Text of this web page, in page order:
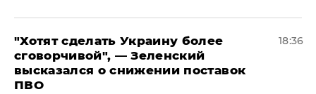
​"Хотят сделать Украину более
сговорчивой", — Зеленский
высказался о снижении поставок
ПВО
18:36